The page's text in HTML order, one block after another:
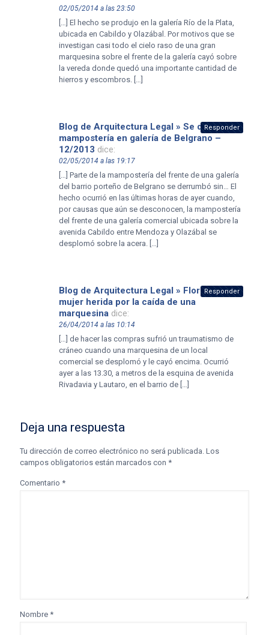
02/05/2014 a las 23:50
[…] El hecho se produjo en la galería Río de la Plata,
ubicada en Cabildo y Olazábal. Por motivos que se
investigan casi todo el cielo raso de una gran
marquesina sobre el frente de la galería cayó sobre
la vereda donde quedó una importante cantidad de
hierros y escombros. […]
Blog de Arquitectura Legal » Se derrumbó
mampostería en galería de Belgrano –
12/2013 dice:
02/05/2014 a las 19:17
[…] Parte de la mampostería del frente de una galería
del barrio porteño de Belgrano se derrumbó sin… El
hecho ocurrió en las últimas horas de ayer cuando,
por causas que aún se desconocen, la mampostería
del frente de una galería comercial ubicada sobre la
avenida Cabildo entre Mendoza y Olazábal se
desplomó sobre la acera. […]
Responder
Blog de Arquitectura Legal » Flores: una
mujer herida por la caída de una
marquesina dice:
26/04/2014 a las 10:14
[…] de hacer las compras sufrió un traumatismo de
cráneo cuando una marquesina de un local
comercial se desplomó y le cayó encima. Ocurrió
ayer a las 13.30, a metros de la esquina de avenida
Rivadavia y Lautaro, en el barrio de […]
Responder
Deja una respuesta
Tu dirección de correo electrónico no será publicada. Los
campos obligatorios están marcados con *
Comentario *
Nombre *